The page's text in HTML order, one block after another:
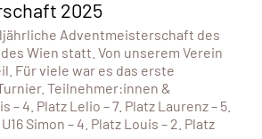
2025
Adventmeisterschaft des
Wien statt. Von unserem Verein
Für viele war es das erste
Teilnehmer:innen &
– 4. Platz Lelio – 7. Platz Laurenz – 5.
Simon – 4. Platz Louis – 2. Platz